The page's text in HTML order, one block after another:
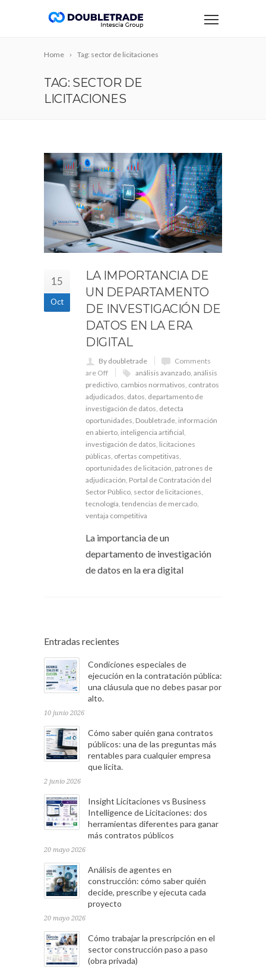
Home Tag: sector de licitaciones
TAG: SECTOR DE
LICITACIONES
15
Oct
LA IMPORTANCIA DE
UN DEPARTAMENTO
DE INVESTIGACIÓN DE
DATOS EN LA ERA
DIGITAL
By doubletrade
Comments
are Off
análisis avanzado, análisis
predictivo, cambios normativos, contratos
adjudicados, datos, departamento de
investigación de datos, detecta
oportunidades, Doubletrade, información
en abierto, inteligencia artificial,
investigación de datos, licitaciones
públicas, ofertas competitivas,
oportunidades de licitación, patrones de
adjudicación, Portal de Contratación del
Sector Público, sector de licitaciones,
tecnología, tendencias de mercado,
ventaja competitiva
La importancia de un
departamento de investigación
de datos en la era digital
Entradas recientes
Condiciones especiales de
ejecución en la contratación pública:
una cláusula que no debes pasar por
alto.
10 junio 2026
Cómo saber quién gana contratos
públicos: una de las preguntas más
rentables para cualquier empresa
que licita.
2 junio 2026
Insight Licitaciones vs Business
Intelligence de Licitaciones: dos
herramientas diferentes para ganar
más contratos públicos
20 mayo 2026
Análisis de agentes en
construcción: cómo saber quién
decide, prescribe y ejecuta cada
proyecto
20 mayo 2026
Cómo trabajar la prescripción en el
sector construcción paso a paso
(obra privada)